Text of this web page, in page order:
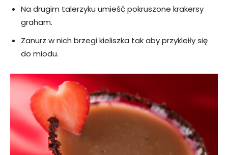
Na drugim talerzyku umieść pokruszone krakersy
graham.
Zanurz w nich brzegi kieliszka tak aby przykleiły się
do miodu.